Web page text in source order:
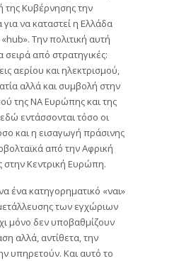
της Κυβέρνησης την
για να καταστεί η Ελλάδα
Την πολιτική αυτή
από στρατηγικές:
αερίου και ηλεκτρισμού,
αλλά και συμβολή στην
της ΝΑ Ευρώπης και της
εντάσσονται τόσο οι
και η εισαγωγή πράσινης
από την Αφρική
Κεντρική Ευρώπη.
ένα κατηγορηματικό «ναι»
των εγχώριων
μόνο δεν υποβαθμίζουν
αλλά, αντίθετα, την
υπηρετούν. Και αυτό το